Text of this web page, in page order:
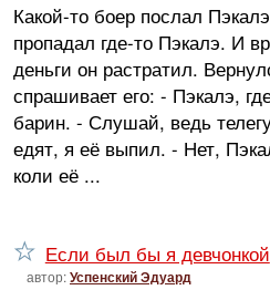
Какой-то боер послал
пропадал где-то Пэкалэ. И
деньги он растратил.
спрашивает его: - Пэкалэ,
барин. - Слушай, ведь
едят, я её выпил. - Нет,
коли её ...
Если был бы я девчонкой
автор:Успенский Эдуард